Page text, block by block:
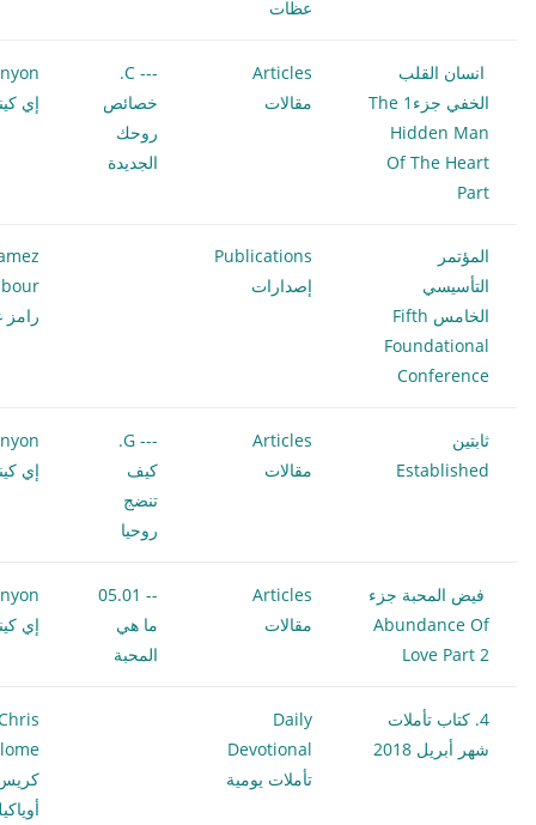
عظات
انسان القلب
الخفي جزء1 The
Hidden Man
Of The Heart
Part
Articles
مقالات
--- C.
خصائص
روحك
الجديدة
إي
المؤتمر
التأسيسي
الخامس Fifth
Foundational
Conference
Publications
إصدارات
رامز
ثابتين
Established
Articles
مقالات
--- G.
كيف
تنضج
روحيا
إي
فيض المحبة جزء
Abundance Of
Love Part 2
Articles
مقالات
-- 05.01
ما هي
المحبة
إي
4. كتاب تأملات
شهر أبريل 2018
Daily
Devotional
تأملات يومية